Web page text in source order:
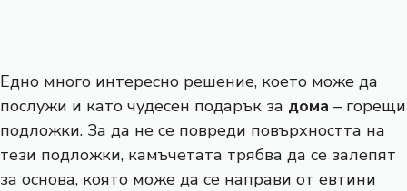
Едно много интересно решение, което може да
послужи и като чудесен подарък за дома – горещи
подложки. За да не се повреди повърхността на
тези подложки, камъчетата трябва да се залепят
за основа, която може да се направи от евтини